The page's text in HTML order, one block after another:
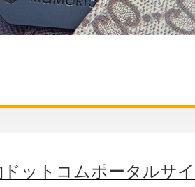
ットコムポータルサ